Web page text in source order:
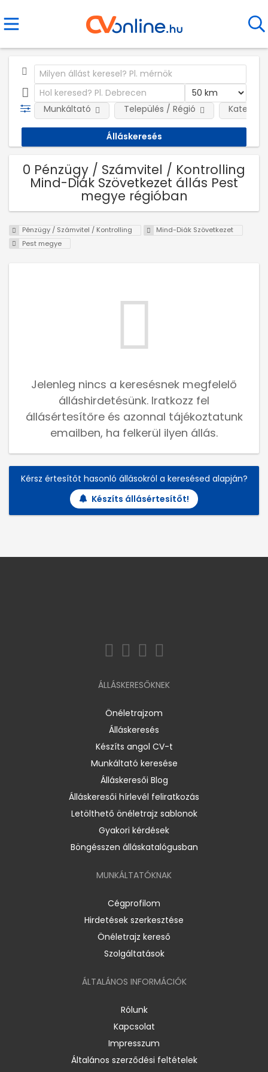
Munkáltató Település / Régió
0 Pénzügy / Számvitel / Kontrolling
Mind-Diák Szövetkezet állás Pest
megye régióban
Pénzügy / Számvitel / Kontrolling
Mind-Diák Szövetkezet
Pest megye
Jelenleg nincs a keresésnek megfelelő
álláshirdetésünk. Iratkozz fel
állásértesítőre és azonnal tájékoztatunk
emailben, ha felkerül ilyen állás.
Kérsz értesítőt hasonló állásokról a keresésed alapján?
Készíts állásértesítőt!
ÁLLÁSKERESŐKNEK
Önéletrajzom
Álláskeresés
Készíts angol CV-t
Munkáltató keresése
Álláskeresői Blog
Álláskeresői hírlevél feliratkozás
Letölthető önéletrajz sablonok
Gyakori kérdések
Böngésszen álláskatalógusban
MUNKÁLTATÓKNAK
Cégprofilom
Hirdetések szerkesztése
Önéletrajz kereső
Szolgáltatások
ÁLTALÁNOS INFORMÁCIÓK
Rólunk
Kapcsolat
Impresszum
Általános szerződési feltételek